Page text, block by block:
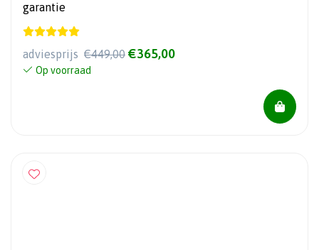
garantie
adviesprijs €449,00 €365,00
Op voorraad